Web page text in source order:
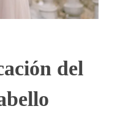
del